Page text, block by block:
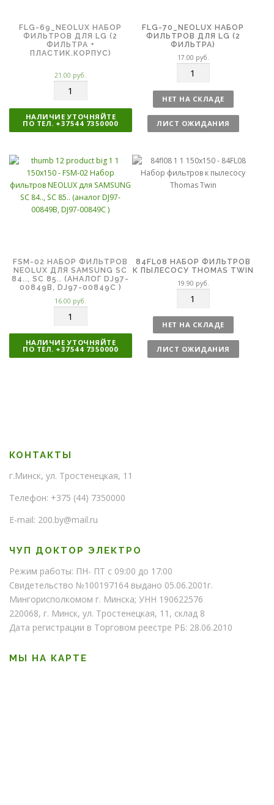
FLG-69_NEOLUX НАБОР
ФИЛЬТРОВ ДЛЯ LG (2
ФИЛЬТРА +
ПЛАСТИК.КОРПУС)
21.00 руб.
л
и
ч
с
т
в
о
НАЛИЧИЕ УТОЧНЯЙТЕ
ПО ТЕЛ. +37544 7350000
FLG-70_NEOLUX НАБОР
ФИЛЬТРОВ ДЛЯ LG (2
ФИЛЬТРА)
17.00 руб.
л
и
ч
е
о
НЕТ НА СКЛАДЕ
ЛИСТ ОЖИДАНИЯ
FSM-02 НАБОР ФИЛЬТРОВ
NEOLUX ДЛЯ SAMSUNG SC
84.., SC 85.. (АНАЛОГ DJ97-
00849B, DJ97-00849C )
16.00 руб.
л
и
ч
НАЛИЧИЕ УТОЧНЯЙТЕ
ПО ТЕЛ. +37544 7350000
84FL08 НАБОР ФИЛЬТРОВ
К ПЫЛЕСОСУ THOMAS TWIN
19.90 руб.
л
и
ч
е
НЕТ НА СКЛАДЕ
ЛИСТ ОЖИДАНИЯ
КОНТАКТЫ
г.Минск, ул. Тростенецкая, 11
Телефон: +375 (44) 7350000
E-mail: 200.by@mail.ru
ЧУП ДОКТОР ЭЛЕКТРО
Режим работы: ПН- ПТ с 09:00 до 17:00
Свидетельство №100197164 выдано 05.06.2001г.
Мингорисполкомом г. Минска; УНН 190622576
220068, г. Минск, ул. Тростенецкая, 11, склад 8
Дата регистрации в Торговом реестре РБ: 28.06.2010
МЫ НА КАРТЕ